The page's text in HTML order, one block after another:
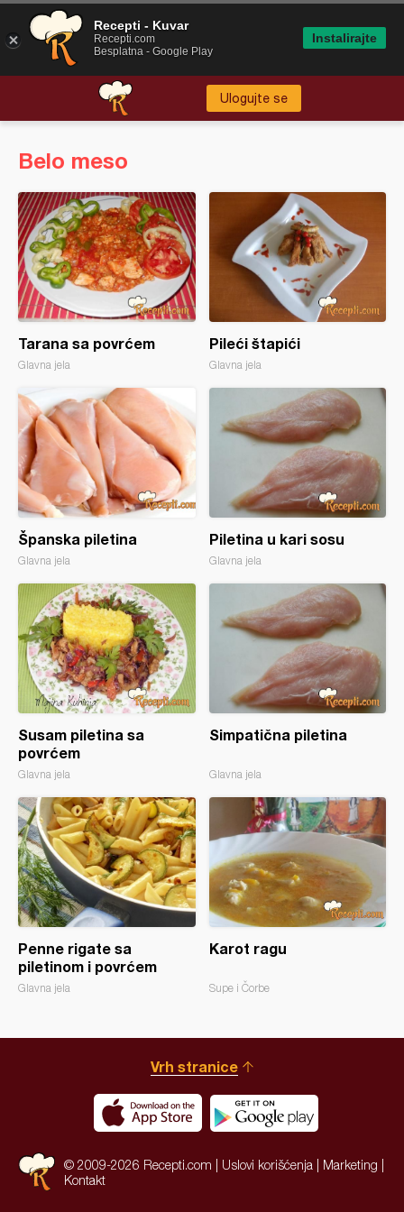
Ulogujte se
Belo meso
Tarana sa povrćem
Glavna jela
Pileći štapići
Glavna jela
Španska piletina
Glavna jela
Piletina u kari sosu
Glavna jela
Susam piletina sa
povrćem
Glavna jela
Simpatična piletina
Glavna jela
Penne rigate sa
piletinom i povrćem
Glavna jela
Karot ragu
Supe i Čorbe
Vrh stranice
© 2009-2026 Recepti.com | Uslovi korišćenja Marketing
Kontakt
Recepti - Kuvar
Recepti.com
Besplatna - Google Play
Instalirajte